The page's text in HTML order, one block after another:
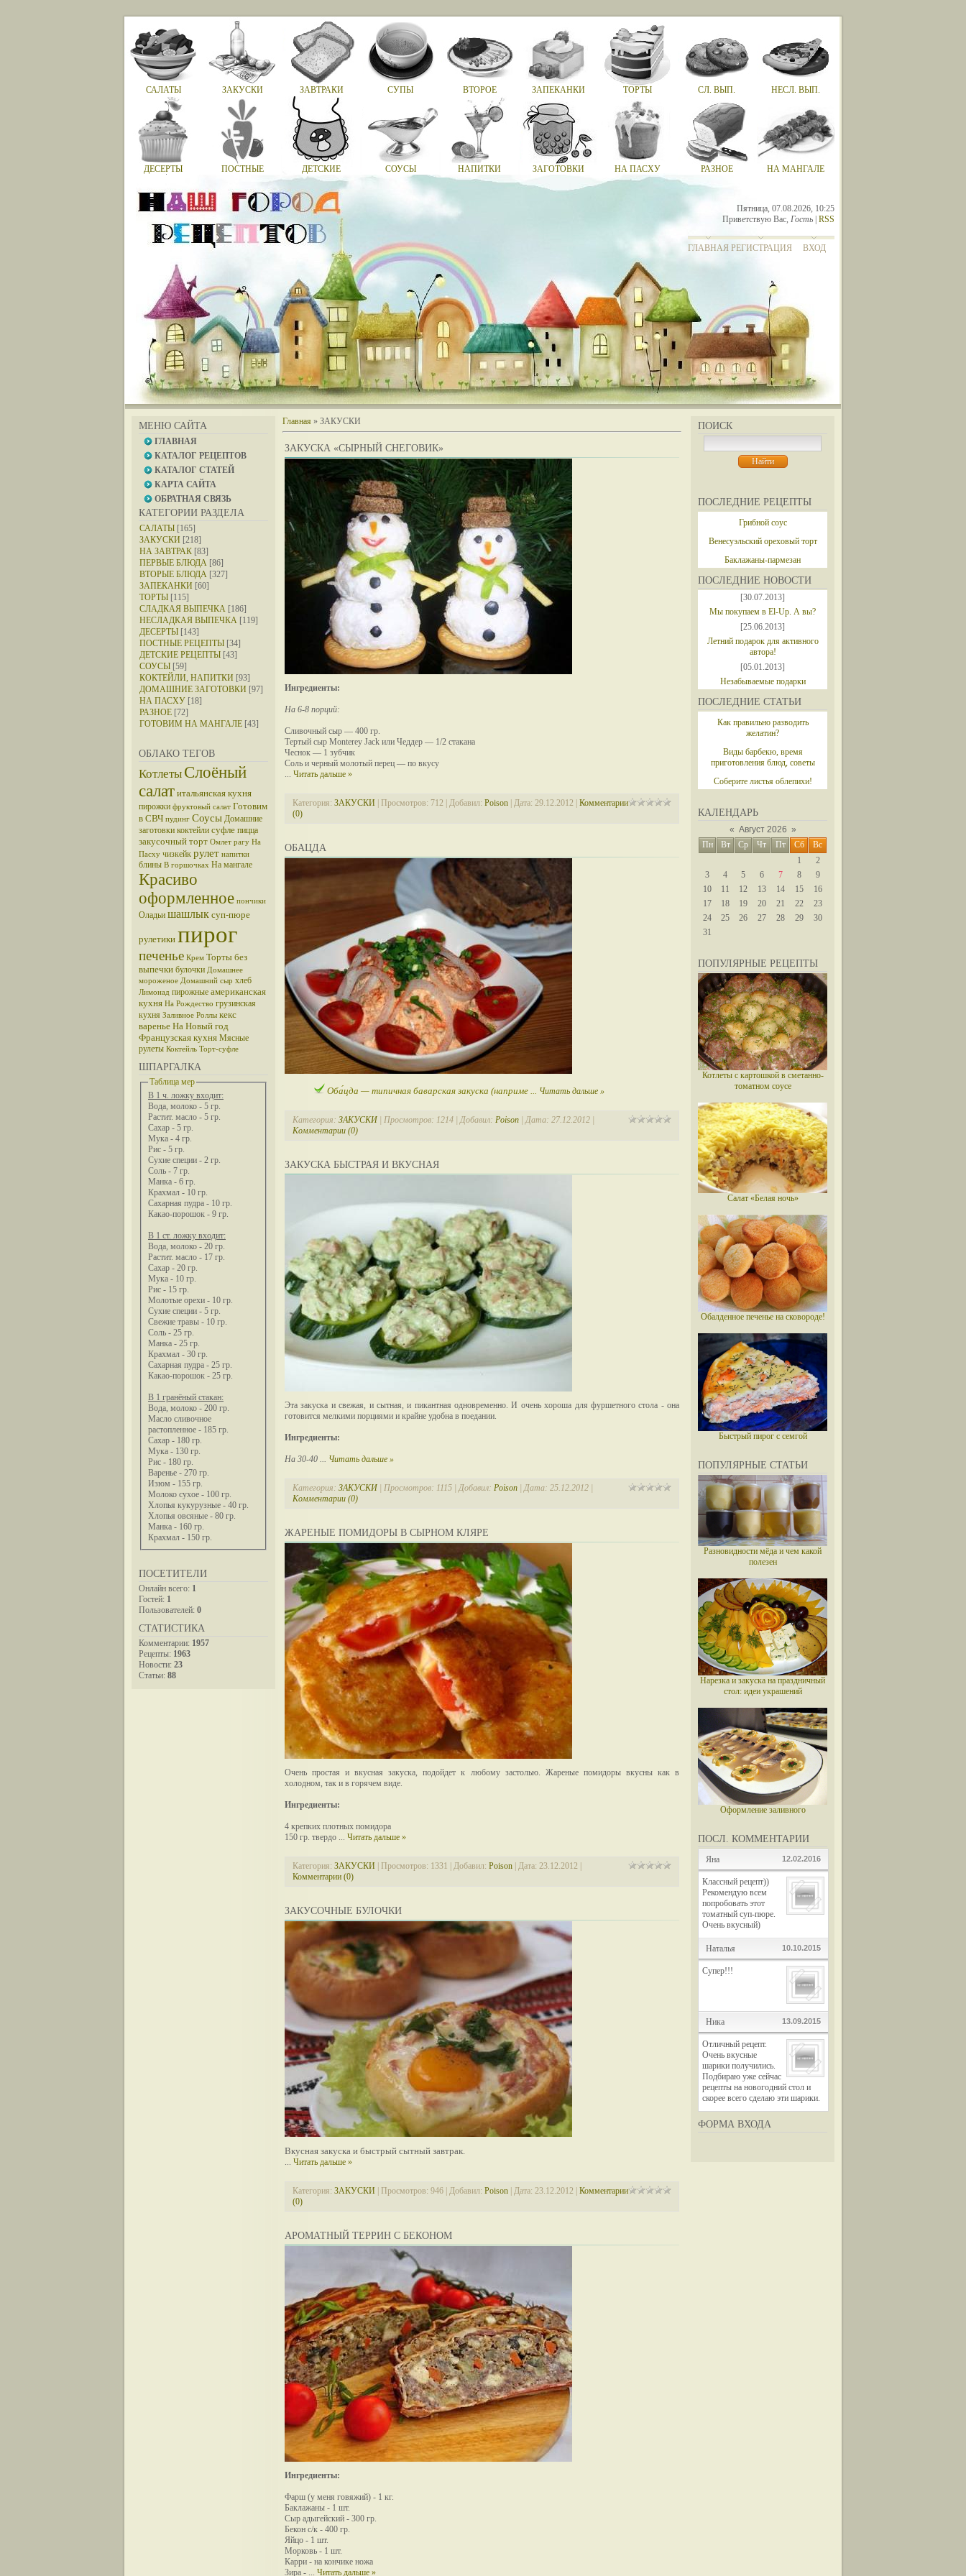
САЛАТЫ ЗАКУСКИ ЗАВТРАКИ СУПЫ ВТОРОЕ ЗАПЕКАНКИ ТОРТЫ СЛ. ВЫП. НЕСЛ. ВЫП.
ДЕСЕРТЫ ПОСТНЫЕ ДЕТСКИЕ СОУСЫ НАПИТКИ ЗАГОТОВКИ НА ПАСХУ РАЗНОЕ НА МАНГАЛЕ
Пятница, 07.08.2026, 10:25
Приветствую Вас, Гость RSS
ГЛАВНАЯ РЕГИСТРАЦИЯ ВХОД
МЕНЮ САЙТА
ГЛАВНАЯ
КАТАЛОГ РЕЦЕПТОВ
КАТАЛОГ СТАТЕЙ
КАРТА САЙТА
ОБРАТНАЯ СВЯЗЬ
КАТЕГОРИИ РАЗДЕЛА
САЛАТЫ [165]
ЗАКУСКИ [218]
НА ЗАВТРАК [83]
ПЕРВЫЕ БЛЮДА [86]
ВТОРЫЕ БЛЮДА [327]
ЗАПЕКАНКИ [60]
ТОРТЫ [115]
СЛАДКАЯ ВЫПЕЧКА [186]
НЕСЛАДКАЯ ВЫПЕЧКА [119]
ДЕСЕРТЫ [143]
ПОСТНЫЕ РЕЦЕПТЫ [34]
ДЕТСКИЕ РЕЦЕПТЫ [43]
СОУСЫ [59]
КОКТЕЙЛИ, НАПИТКИ [93]
ДОМАШНИЕ ЗАГОТОВКИ [97]
НА ПАСХУ [18]
РАЗНОЕ [72]
ГОТОВИМ НА МАНГАЛЕ [43]
ОБЛАКО ТЕГОВ
Котлеты Слоёный
салат итальянская кухня
пирожки фруктовый салат Готовим
в СВЧ пудинг Соусы Домашние
заготовки коктейли суфле пицца
закусочный торт Омлет рагу На
Пасху чизкейк рулет напитки
блины В горшочках На мангале
Красиво
оформленное пончики
Оладьи шашлык суп-пюре
рулетики пирог
печенье Крем Торты без
выпечки булочки Домашнее
мороженое Домашний сыр хлеб
Лимонад пирожные американская
кухня На Рождество грузинская
кухня Заливное Роллы кекс
варенье На Новый год
Французская кухня Мясные
рулеты Коктейль Торт-суфле
ШПАРГАЛКА
Таблица мер
В 1 ч. ложку входит:
Вода, молоко - 5 гр.
Растит. масло - 5 гр.
Сахар - 5 гр.
Мука - 4 гр.
Рис - 5 гр.
Сухие специи - 2 гр.
Соль - 7 гр.
Манка - 6 гр.
Крахмал - 10 гр.
Сахарная пудра - 10 гр.
Какао-порошок - 9 гр.
В 1 ст. ложку входит:
Вода, молоко - 20 гр.
Растит. масло - 17 гр.
Сахар - 20 гр.
Мука - 10 гр.
Рис - 15 гр.
Молотые орехи - 10 гр.
Сухие специи - 5 гр.
Свежие травы - 10 гр.
Соль - 25 гр.
Манка - 25 гр.
Крахмал - 30 гр.
Сахарная пудра - 25 гр.
Какао-порошок - 25 гр.
В 1 гранёный стакан:
Вода, молоко - 200 гр.
Масло сливочное
растопленное - 185 гр.
Сахар - 180 гр.
Мука - 130 гр.
Рис - 180 гр.
Варенье - 270 гр.
Изюм - 155 гр.
Молоко сухое - 100 гр.
Хлопья кукурузные - 40 гр.
Хлопья овсяные - 80 гр.
Манка - 160 гр.
Крахмал - 150 гр.
ПОСЕТИТЕЛИ
Онлайн всего: 1
Гостей: 1
Пользователей: 0
СТАТИСТИКА
Комментарии: 1957
Рецепты: 1963
Новости: 23
Статьи: 88
ПОИСК
ПОСЛЕДНИЕ РЕЦЕПТЫ
Грибной соус
Венесуэльский ореховый торт
Баклажаны-пармезан
ПОСЛЕДНИЕ НОВОСТИ
[30.07.2013]
Мы покупаем в El-Up. А вы?
[25.06.2013]
Летний подарок для активного
автора!
[05.01.2013]
Незабываемые подарки
ПОСЛЕДНИЕ СТАТЬИ
Как правильно разводить
желатин?
Виды барбекю, время
приготовления блюд, советы
Соберите листья облепихи!
КАЛЕНДАРЬ
« Август 2026 »
Пн
Вт Ср Чт Пт Сб
Вс
1
2
3
4 5 6 7 8
9
10
11 12 13 14 15
16
17
18 19 20 21 22
23
24
25 26 27 28 29
30
31
ПОПУЛЯРНЫЕ РЕЦЕПТЫ
Котлеты с картошкой в сметанно-
томатном соусе
Салат «Белая ночь»
Обалденное печенье на сковороде!
Быстрый пирог с семгой
ПОПУЛЯРНЫЕ СТАТЬИ
Разновидности мёда и чем какой
полезен
Нарезка и закуска на праздничный
стол: идеи украшений
Оформление заливного
ПОСЛ. КОММЕНТАРИИ
Яна 12.02.2016
Классный рецепт))
Рекомендую всем
попробовать этот
томатный суп-пюре.
Очень вкусный)
Наталья 10.10.2015
Супер!!!
Ника 13.09.2015
Отличный рецепт.
Очень вкусные
шарики получились.
Подбираю уже сейчас
рецепты на новогодний стол и
скорее всего сделаю эти шарики.
ФОРМА ВХОДА
Главная » ЗАКУСКИ
ЗАКУСКА «СЫРНЫЙ СНЕГОВИК»
Ингредиенты:
На 6-8 порций:
Сливочный сыр — 400 гр.
Тертый сыр Monterey Jack или Чеддер — 1/2 стакана
Чеснок — 1 зубчик
Соль и черный молотый перец — по вкусу
... Читать дальше »
Категория: ЗАКУСКИ | Просмотров: 712 | Добавил: Poison | Дата: 29.12.2012 Комментарии
(0)
ОБАЦДА
Оба́цда — типичная баварская закуска (наприме ... Читать дальше »
Категория: ЗАКУСКИ | Просмотров: 1214 | Добавил: Poison | Дата: 27.12.2012
Комментарии (0)
ЗАКУСКА БЫСТРАЯ И ВКУСНАЯ
Эта закуска и свежая, и сытная, и пикантная одновременно. И очень хороша для фуршетного стола - она
готовится мелкими порциями и крайне удобна в поедании.
Ингредиенты:
На 30-40 ... Читать дальше »
Категория: ЗАКУСКИ | Просмотров: 1115 | Добавил: Poison | Дата: 25.12.2012
Комментарии (0)
ЖАРЕНЫЕ ПОМИДОРЫ В СЫРНОМ КЛЯРЕ
Очень простая и вкусная закуска, подойдет к любому застолью. Жареные помидоры вкусны как в
холодном, так и в горячем виде.
Ингредиенты:
4 крепких плотных помидора
150 гр. твердо ... Читать дальше »
Категория: ЗАКУСКИ | Просмотров: 1331 | Добавил: Poison | Дата: 23.12.2012
Комментарии (0)
ЗАКУСОЧНЫЕ БУЛОЧКИ
Вкусная закуска и быстрый сытный завтрак.
... Читать дальше »
Категория: ЗАКУСКИ | Просмотров: 946 | Добавил: Poison | Дата: 23.12.2012 Комментарии
(0)
АРОМАТНЫЙ ТЕРРИН С БЕКОНОМ
Ингредиенты:
Фарш (у меня говяжий) - 1 кг.
Баклажаны - 1 шт.
Сыр адыгейский - 300 гр.
Бекон с/к - 400 гр.
Яйцо - 1 шт.
Морковь - 1 шт.
Карри - на кончике ножа
Зира - ... Читать дальше »